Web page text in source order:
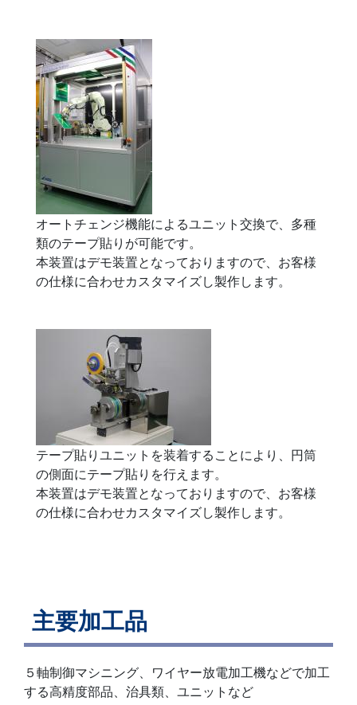
オートチェンジ機能によるユニット交換で、多種
類のテープ貼りが可能です。
本装置はデモ装置となっておりますので、お客様
の仕様に合わせカスタマイズし製作します。
テープ貼りユニットを装着することにより、円筒
の側面にテープ貼りを行えます。
本装置はデモ装置となっておりますので、お客様
の仕様に合わせカスタマイズし製作します。
主要加工品
５軸制御マシニング、ワイヤー放電加工機などで加工
する高精度部品、治具類、ユニットなど